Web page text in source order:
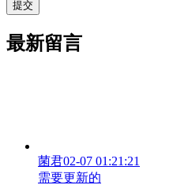
最新留言
菌君02-07 01:21:21
需要更新的